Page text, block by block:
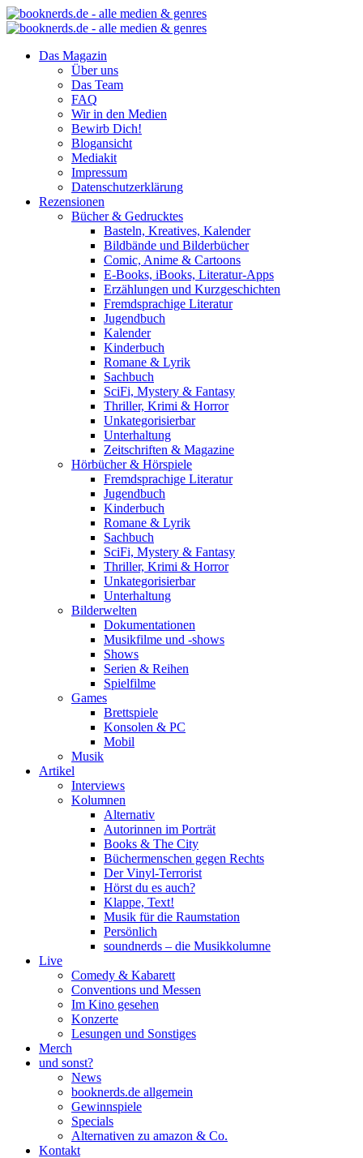
Das Magazin
Über uns
Das Team
FAQ
Wir in den Medien
Bewirb Dich!
Blogansicht
Mediakit
Impressum
Datenschutzerklärung
Rezensionen
Bücher & Gedrucktes
Basteln, Kreatives, Kalender
Bildbände und Bilderbücher
Comic, Anime & Cartoons
E-Books, iBooks, Literatur-Apps
Erzählungen und Kurzgeschichten
Fremdsprachige Literatur
Jugendbuch
Kalender
Kinderbuch
Romane & Lyrik
Sachbuch
SciFi, Mystery & Fantasy
Thriller, Krimi & Horror
Unkategorisierbar
Unterhaltung
Zeitschriften & Magazine
Hörbücher & Hörspiele
Fremdsprachige Literatur
Jugendbuch
Kinderbuch
Romane & Lyrik
Sachbuch
SciFi, Mystery & Fantasy
Thriller, Krimi & Horror
Unkategorisierbar
Unterhaltung
Bilderwelten
Dokumentationen
Musikfilme und -shows
Shows
Serien & Reihen
Spielfilme
Games
Brettspiele
Konsolen & PC
Mobil
Musik
Artikel
Interviews
Kolumnen
Alternativ
Autorinnen im Porträt
Books & The City
Büchermenschen gegen Rechts
Der Vinyl-Terrorist
Hörst du es auch?
Klappe, Text!
Musik für die Raumstation
Persönlich
soundnerds – die Musikkolumne
Live
Comedy & Kabarett
Conventions und Messen
Im Kino gesehen
Konzerte
Lesungen und Sonstiges
Merch
und sonst?
News
booknerds.de allgemein
Gewinnspiele
Specials
Alternativen zu amazon & Co.
Kontakt